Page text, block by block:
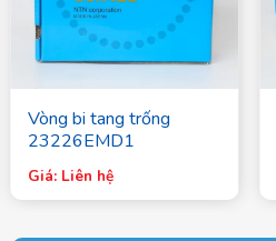
Vòng bi tang trống
23226EMD1
Giá: Liên hệ